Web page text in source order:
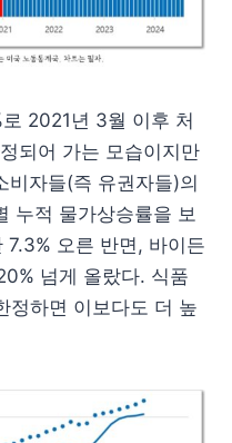
2021년 3월 이후 처
되어 가는 모습이지만
비자들(즉 유권자들)의
누적 물가상승률을 보
오른 반면, 바이든
넘게 올랐다. 식품
하면 이보다도 더 높